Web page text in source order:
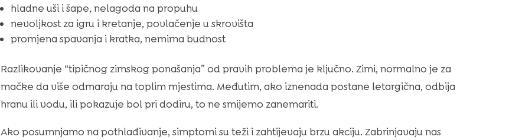
hladne uši i šape, nelagoda na propuhu
nevoljkost za igru i kretanje, povlačenje u skrovišta
promjena spavanja i kratka, nemirna budnost
Razlikovanje “tipičnog zimskog ponašanja” od pravih problema je ključno. Zimi, normalno je za
mačke da više odmaraju na toplim mjestima. Međutim, ako iznenada postane letargična, odbija
hranu ili vodu, ili pokazuje bol pri dodiru, to ne smijemo zanemariti.
Ako posumnjamo na pothlađivanje, simptomi su teži i zahtijevaju brzu akciju. Zabrinjavaju nas